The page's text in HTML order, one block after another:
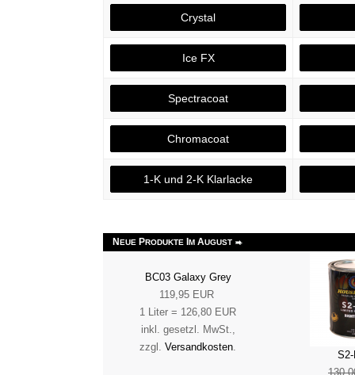
Crystal
Ice FX
Spectracoat
Chromacoat
1-K und 2-K Klarlacke
NEUE PRODUKTE M AUGUST
BC03 Galaxy Grey
119,95 EUR
1 Liter = 126,80 EUR
inkl. gesetzl. MwSt.,
zzgl. Versandkosten.